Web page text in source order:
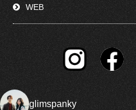
WEB
glimspanky